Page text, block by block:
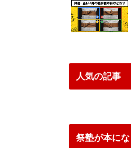
人気の記事
祭塾が本に